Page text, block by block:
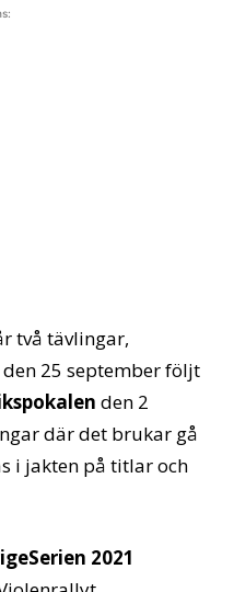
två tävlingar,
25 september följt
den 2
där det brukar gå
i jakten på titlar och
2021